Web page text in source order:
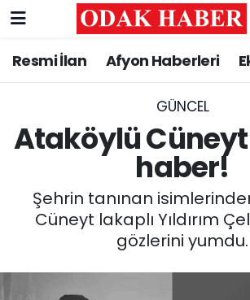
Resmi İlan Afyon Haberleri
GÜNCEL
Ataköylü
haber!
Şehrin tanınan
Cüneyt lakaplı Yıldırım
gözlerini yumdu.
AFYONKARAHİSAR
ASAYİŞ
SİYASET
EĞİTİM
Nöbetçi Eczaneler
Trafik Durumu
Tüm Manşetler
Son Dakika Haberleri